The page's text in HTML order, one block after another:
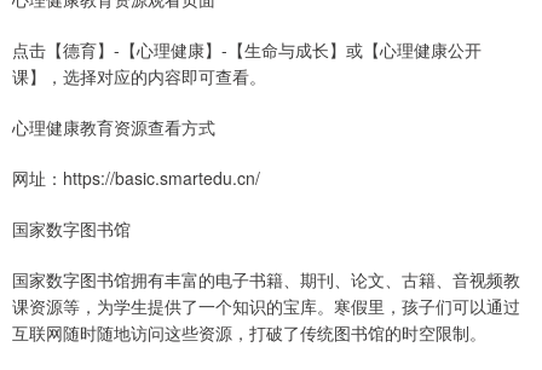
点击【德育】-【心理健康】-【生命与成长】或【心理健康公开
课】，选择对应的内容即可查看。
心理健康教育资源查看方式
网址：https://basic.smartedu.cn/
国家数字图书馆
国家数字图书馆拥有丰富的电子书籍、期刊、论文、古籍、音视频教
课资源等，为学生提供了一个知识的宝库。寒假里，孩子们可以通过
互联网随时随地访问这些资源，打破了传统图书馆的时空限制。